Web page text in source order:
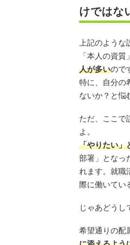
けではな
上記のよう
「本人の資質
人が多いので
特に、自分の
ないか？と悩
ただ、ここで
よ。
「やりたい」
部署」となっ
れます。就職
際に働いてい
じゃあどうし
希望通りの配